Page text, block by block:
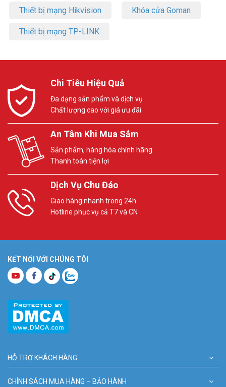
Thiết bị mạng Hikvision Khóa cửa Goman
Thiết bị mạng TP-LINK
Chi Tiêu Hiệu Quả
Đa dạng sản phẩm và dịch vụ
Chất lượng cao với giá ưu đãi
An Tâm Khi Mua Sắm
Sản phẩm, hàng hóa chính hãng
Thanh toán tiện lợi
Dịch Vụ Chu Đáo
Giao hàng nhanh trong 24h
Hotline phục vụ cả T7 và CN
KẾT NỐI VỚI CHÚNG TÔI
HỖ TRỢ KHÁCH HÀNG
CHÍNH SÁCH MUA HÀNG – BẢO HÀNH